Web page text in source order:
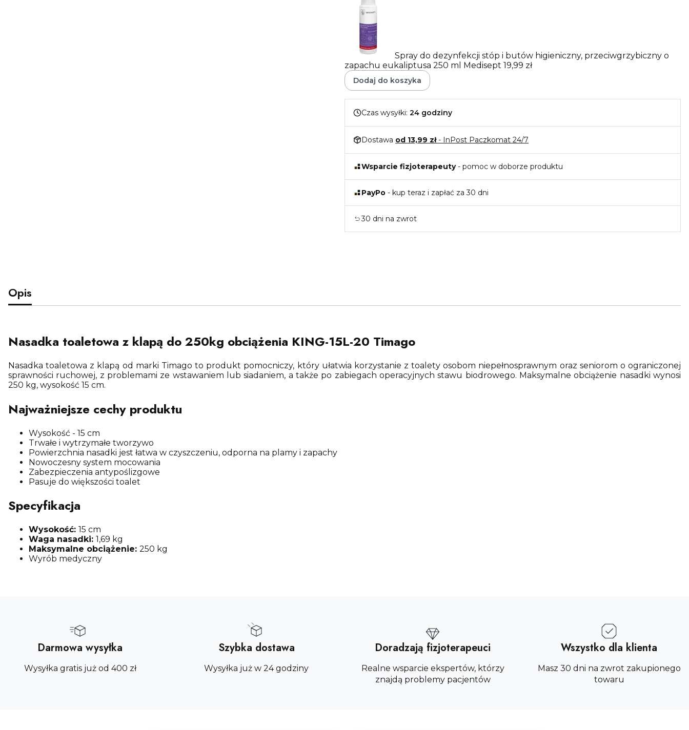
Spray do dezynfekcji stóp i butów higieniczny, przeciwgrzybiczny o
zapachu eukaliptusa 250 ml Medisept 19,99 zł
Dodaj do koszyka
Czas wysyłki: 24 godziny
Dostawa od 13,99 zł- InPost Paczkomat 24/7
Wsparcie fizjoterapeuty- pomoc w doborze produktu
PayPo - kup teraz i zapłać za 30 dni
30 dni na zwrot
Opis
Nasadka toaletowa z klapą do 250kg obciążenia KING-15L-20 Timago
Nasadka toaletowa z klapą od marki Timago to produkt pomocniczy, który ułatwia korzystanie z toalety osobom niepełnosprawnym oraz seniorom o ograniczonej
sprawności ruchowej, z problemami ze wstawaniem lub siadaniem, a także po zabiegach operacyjnych stawu biodrowego. Maksymalne obciążenie nasadki wynosi
250 kg, wysokość 15 cm.
Najważniejsze cechy produktu
Wysokość - 15 cm
Trwałe i wytrzymałe tworzywo
Powierzchnia nasadki jest łatwa w czyszczeniu, odporna na plamy i zapachy
Nowoczesny system mocowania
Zabezpieczenia antypoślizgowe
Pasuje do większości toalet
Specyfikacja
Wysokość: 15 cm
Waga nasadki: 1,69 kg
Maksymalne obciążenie: 250 kg
Wyrób medyczny
Darmowa wysyłka
Wysyłka gratis już od 400 zł
Szybka dostawa
Wysyłka już w 24 godziny
Doradzają fizjoterapeuci
Realne wsparcie ekspertów, którzy
znajdą problemy pacjentów
Wszystko dla klienta
Masz 30 dni na zwrot zakupionego
towaru